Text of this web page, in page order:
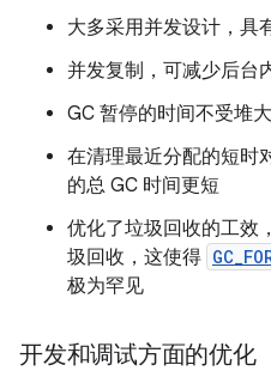
大多采用并发设计，具
并发复制，可减少后台
GC 暂停的时间不受堆
在清理最近分配的短时
的总 GC 时间更短
优化了垃圾回收的工效
圾回收，这使得
极为罕见
开发和调试方面的优化